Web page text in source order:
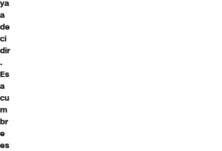
ya
a
de
ci
dir
.
Es
a
cu
m
br
e
es